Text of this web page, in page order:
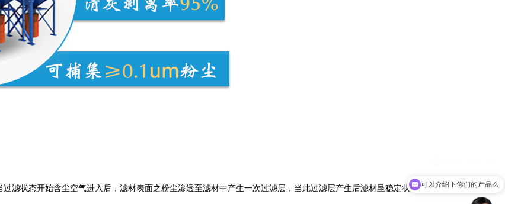
滤状态开始含尘空气进入后，滤材表面之粉尘渗透至滤材中产生一次过滤层，当此过滤层产生后滤材呈稳定状态，而过滤时、逆洗
可以介绍下你们的产品么